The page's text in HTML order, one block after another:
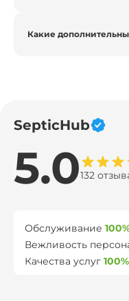
Какие
SepticHub
5.0132
Обслуживание
Вежливость
Качества услуг 100%